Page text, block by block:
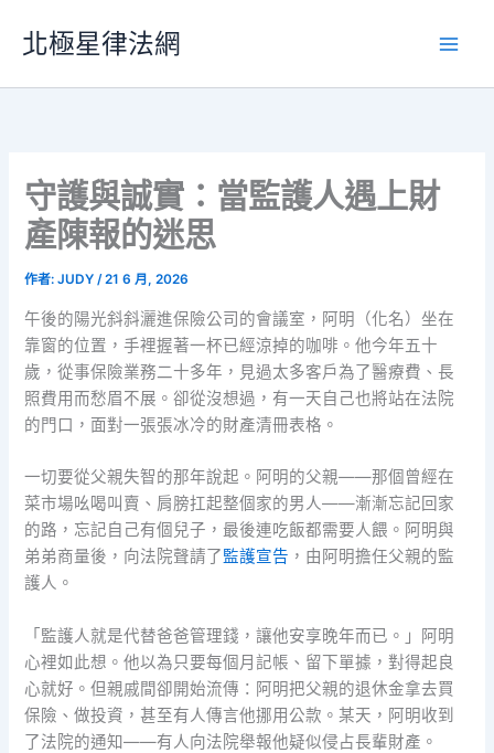
要
北極星律法網
守護與誠實：當監護人遇上財
產陳報的迷思
作者:JUDY/21 6 月, 2026
午後的陽光斜斜灑進保險公司的會議室，阿明（化名）坐在
靠窗的位置，手裡握著一杯已經涼掉的咖啡。他今年五十
歲，從事保險業務二十多年，見過太多客戶為了醫療費、長
照費用而愁眉不展。卻從沒想過，有一天自己也將站在法院
的門口，面對一張張冰冷的財產清冊表格。
一切要從父親失智的那年說起。阿明的父親——那個曾經在
菜市場吆喝叫賣、肩膀扛起整個家的男人——漸漸忘記回家
的路，忘記自己有個兒子，最後連吃飯都需要人餵。阿明與
弟弟商量後，向法院聲請了監護宣告 ，由阿明擔任父親的監
護人。
「監護人就是代替爸爸管理錢，讓他安享晚年而已。」阿明
心裡如此想。他以為只要每個月記帳、留下單據，對得起良
心就好。但親戚間卻開始流傳：阿明把父親的退休金拿去買
保險、做投資，甚至有人傳言他挪用公款。某天，阿明收到
了法院的通知——有人向法院舉報他疑似侵占長輩財產。